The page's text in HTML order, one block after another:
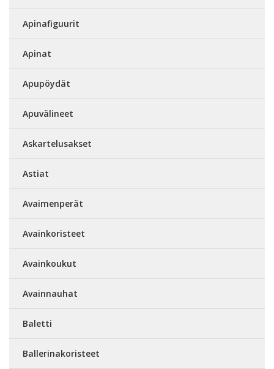
Apinafiguurit
Apinat
Apupöydät
Apuvälineet
Askartelusakset
Astiat
Avaimenperät
Avainkoristeet
Avainkoukut
Avainnauhat
Baletti
Ballerinakoristeet